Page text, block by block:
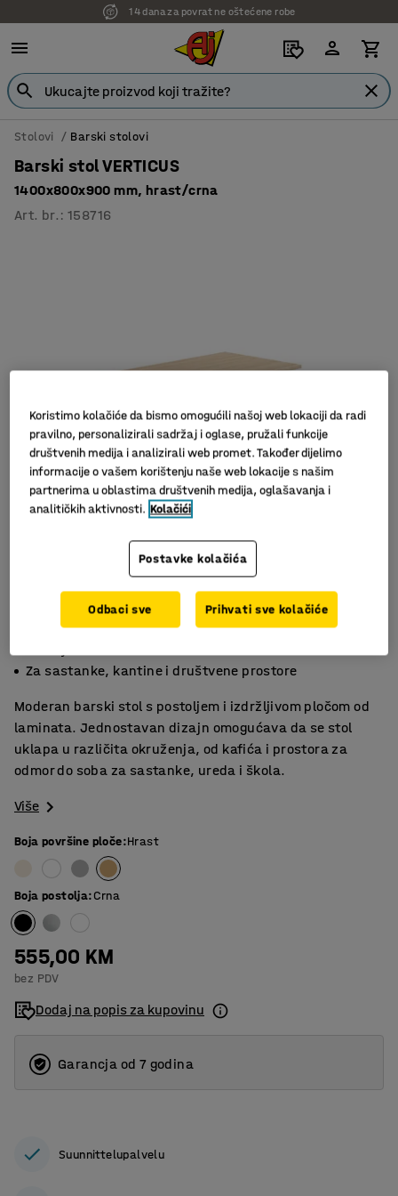
14 dana za povrat ne oštećene robe
Stolovi Barski stolovi
Barski stol VERTICUS
1400x800x900 mm, hrast/crna
Art. br. :158716
Slični proizvodi
Moderan i lako se održava
Za sastanke, kantine i društvene prostore
Moderan barski stol s postoljem i izdržljivom pločom od
laminata. Jednostavan dizajn omogućava da se stol
uklapa u različita okruženja, od kafića i prostora za
odmor do soba za sastanke, ureda i škola.
Više
Boja površine ploče:Hrast
Boja postolja:Crna
555,00 KM
bez PDV
Dodaj na popis za kupovinu
Garancja od 7 godina
Suunnittelupalvelu
Koristimo kolačiće da bismo omogućili našoj web lokaciji da radi
pravilno, personalizirali sadržaj i oglase, pružali funkcije
društvenih medija i analizirali web promet. Također dijelimo
informacije o vašem korištenju naše web lokacije s našim
partnerima u oblastima društvenih medija, oglašavanja i
analitičkih aktivnosti. Kolačići
Postavke kolačića
Odbaci sve Prihvati sve kolačiće